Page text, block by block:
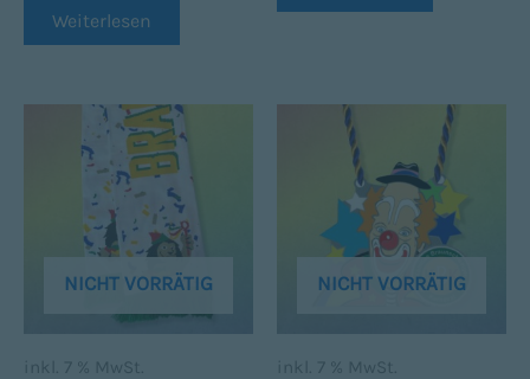
Weiterlesen
NICHT VORRÄTIG
inkl. 7 % MwSt.
NICHT VORRÄTIG
inkl. 7 % MwSt.